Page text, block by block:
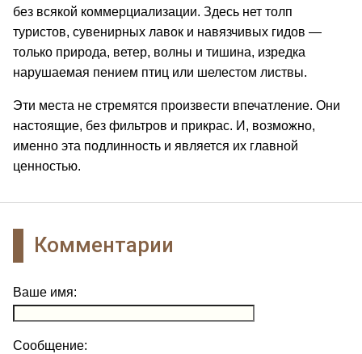
без всякой коммерциализации. Здесь нет толп
туристов, сувенирных лавок и навязчивых гидов —
только природа, ветер, волны и тишина, изредка
нарушаемая пением птиц или шелестом листвы.
Эти места не стремятся произвести впечатление. Они
настоящие, без фильтров и прикрас. И, возможно,
именно эта подлинность и является их главной
ценностью.
Комментарии
Ваше имя:
Сообщение: